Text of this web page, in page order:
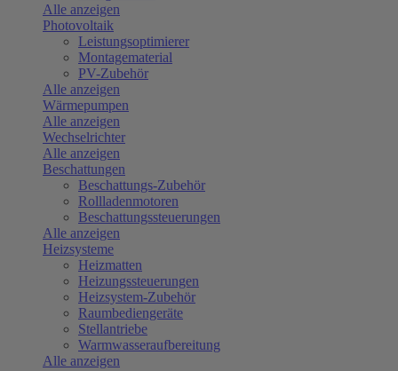
Alle anzeigen
Photovoltaik
Leistungsoptimierer
Montagematerial
PV-Zubehör
Alle anzeigen
Wärmepumpen
Alle anzeigen
Wechselrichter
Alle anzeigen
Beschattungen
Beschattungs-Zubehör
Rollladenmotoren
Beschattungssteuerungen
Alle anzeigen
Heizsysteme
Heizmatten
Heizungssteuerungen
Heizsystem-Zubehör
Raumbediengeräte
Stellantriebe
Warmwasseraufbereitung
Alle anzeigen